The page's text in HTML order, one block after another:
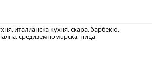
италианска кухня, скара, барбекю,
средиземноморска, пица